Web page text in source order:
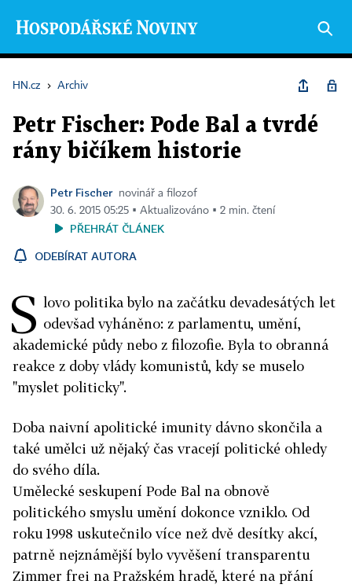
HN.cz › Archiv
Petr Fischer: Pode Bal a tvrdé
rány bičíkem historie
Petr Fischer
novinář a filozof
30. 6. 2015 05:25 ▪ Aktualizováno ▪ 2 min. čtení
PŘEHRÁT ČLÁNEK
ODEBÍRAT AUTORA
S lovo politika bylo na začátku devadesátých let
odevšad vyháněno: z parlamentu, umění,
akademické půdy nebo z filozofie. Byla to obranná
reakce z doby vlády komunistů, kdy se muselo
"myslet politicky".
Doba naivní apolitické imunity dávno skončila a
také umělci už nějaký čas vracejí politické ohledy
do svého díla.
Umělecké seskupení Pode Bal na obnově
politického smyslu umění dokonce vzniklo. Od
roku 1998 uskutečnilo více než dvě desítky akcí,
patrně nejznámější bylo vyvěšení transparentu
Zimmer frei na Pražském hradě, které na přání